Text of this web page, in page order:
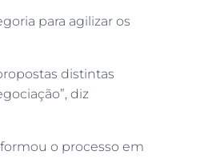
para agilizar os
distintas
diz
o processo em